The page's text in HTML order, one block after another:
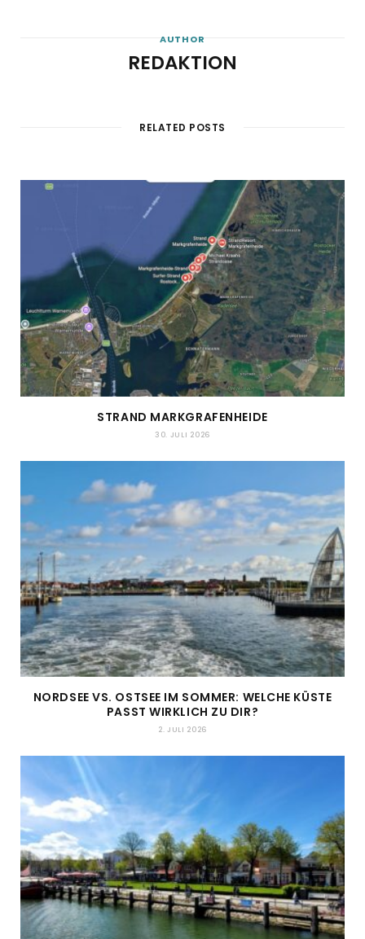
AUTHOR
REDAKTION
RELATED POSTS
STRAND MARKGRAFENHEIDE
30. JULI 2026
NORDSEE VS. OSTSEE IM SOMMER: WELCHE KÜSTE
PASST WIRKLICH ZU DIR?
2. JULI 2026